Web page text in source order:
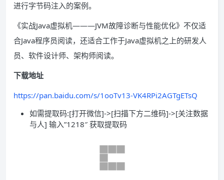
进行字节码注入的案例。
《实战Java虚拟机———JVM故障诊断与性能优化》不仅适
合Java程序员阅读，还适合工作于Java虚拟机之上的研发人
员、软件设计师、架构师阅读。
下载地址
https://pan.baidu.com/s/1ooTv13-VK4RPi2AGTgETsQ
如需提取码:[打开微信]->[扫描下方二维码]->[关注数据
与人] 输入”1218″ 获取提取码